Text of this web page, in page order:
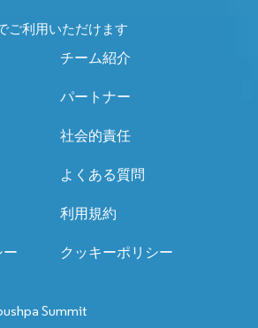
ご利用いただけます
チーム紹介
パートナー
社会的責任
よくある質問
利用規約
ー クッキーポリシー
Summit